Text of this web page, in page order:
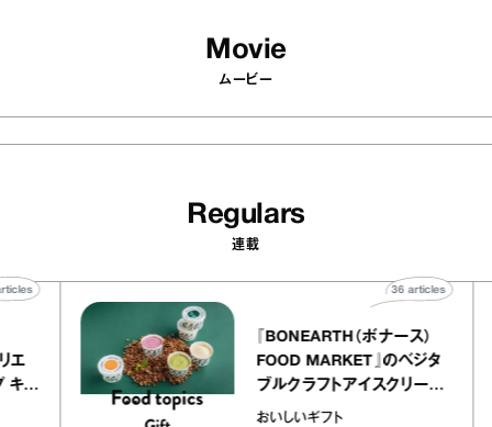
Movie
ムービー
Regulars
連載
アトリエ
レープ キャ
40
『BONEARTH（ボナース）
FOOD MARKET』のベジ
ブルクラフトアイスクリー
｜真野知子の「おいしい
おいしいギフト
36